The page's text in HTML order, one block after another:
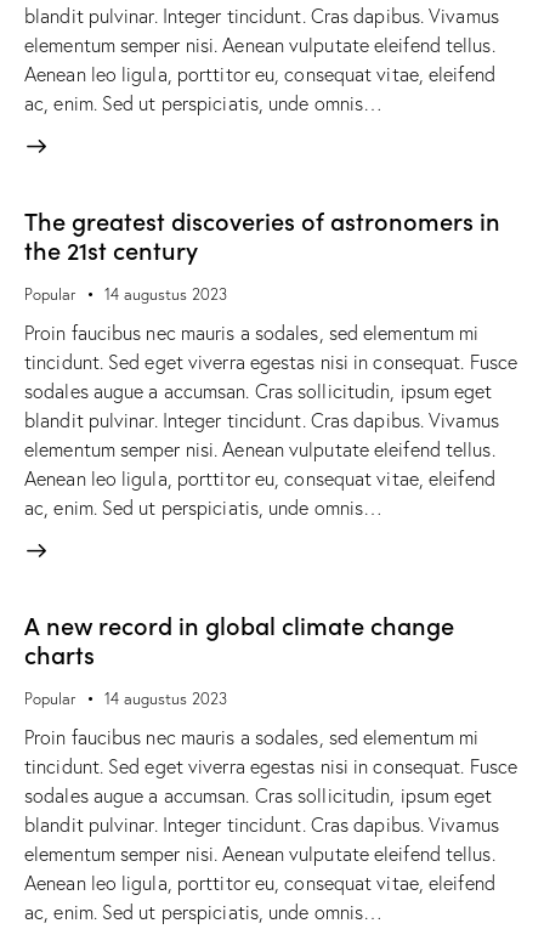
blandit pulvinar. Integer tincidunt. Cras dapibus. Vivamus
elementum semper nisi. Aenean vulputate eleifend tellus.
Aenean leo ligula, porttitor eu, consequat vitae, eleifend
ac, enim. Sed ut perspiciatis, unde omnis…
The greatest discoveries of astronomers in
the 21st century
Popular 14 augustus 2023
Proin faucibus nec mauris a sodales, sed elementum mi
tincidunt. Sed eget viverra egestas nisi in consequat. Fusce
sodales augue a accumsan. Cras sollicitudin, ipsum eget
blandit pulvinar. Integer tincidunt. Cras dapibus. Vivamus
elementum semper nisi. Aenean vulputate eleifend tellus.
Aenean leo ligula, porttitor eu, consequat vitae, eleifend
ac, enim. Sed ut perspiciatis, unde omnis…
A new record in global climate change
charts
Popular 14 augustus 2023
Proin faucibus nec mauris a sodales, sed elementum mi
tincidunt. Sed eget viverra egestas nisi in consequat. Fusce
sodales augue a accumsan. Cras sollicitudin, ipsum eget
blandit pulvinar. Integer tincidunt. Cras dapibus. Vivamus
elementum semper nisi. Aenean vulputate eleifend tellus.
Aenean leo ligula, porttitor eu, consequat vitae, eleifend
ac, enim. Sed ut perspiciatis, unde omnis…